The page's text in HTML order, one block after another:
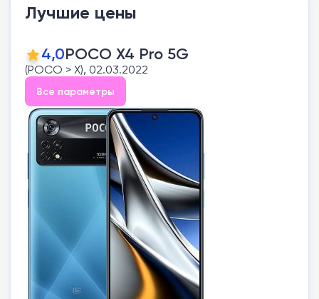
Лучшие цены
4,0POCO X4 Pro 5G
(POCO > X), 02.03.2022
Все параметры